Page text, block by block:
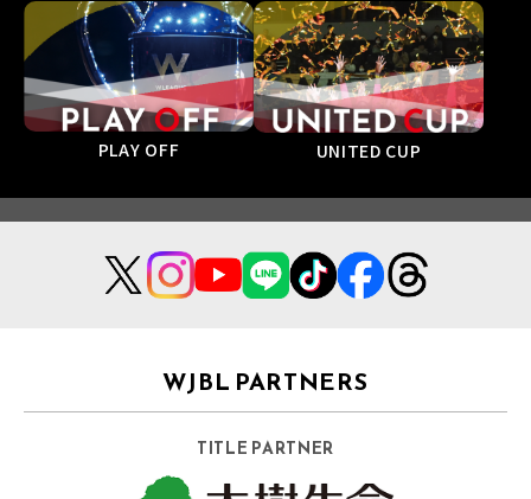
PLAY OFF UNITED CUP
WJBL PARTNERS
TITLE PARTNER